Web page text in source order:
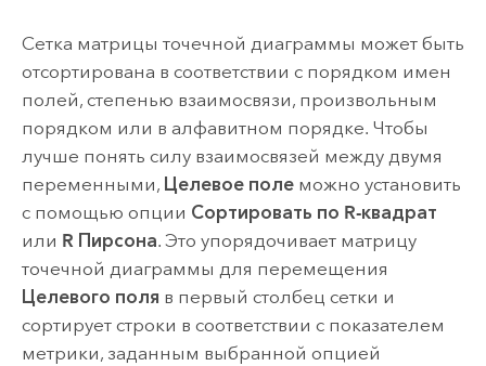
Сетка матрицы точечной диаграммы может быть
отсортирована в соответствии с порядком имен
полей, степенью взаимосвязи, произвольным
порядком или в алфавитном порядке. Чтобы
лучше понять силу взаимосвязей между двумя
переменными, Целевое полеможно установить
с помощью опции Сортировать по R-квадрат
или R Пирсона. Это упорядочивает матрицу
точечной диаграммы для перемещения
Целевого поля в первый столбец сетки и
сортирует строки в соответствии с показателем
метрики, заданным выбранной опцией